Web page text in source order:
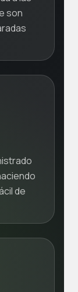
son
de